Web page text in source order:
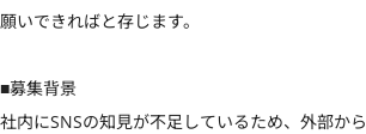
願いできればと存じます。
■募集背景
社内にSNSの知見が不足しているため、外部か